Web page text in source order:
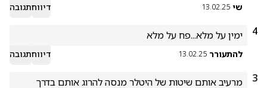
שי 13.02.25 דיווחתגובה
4 ימין על מלא...פח על מלא
להתעורר 13.02.25 דיווחתגובה
3